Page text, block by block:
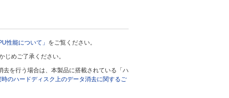
性能について」 をご覧ください。
めご了承ください。
を行う場合は、本製品に搭載されている「ハ
時のハードディスク上のデータ消去に関するご